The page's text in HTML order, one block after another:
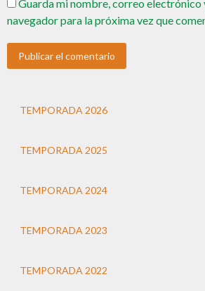
Guarda mi nombre, correo electrónico
navegador para la próxima vez que
TEMPORADA 2026
TEMPORADA 2025
TEMPORADA 2024
TEMPORADA 2023
TEMPORADA 2022